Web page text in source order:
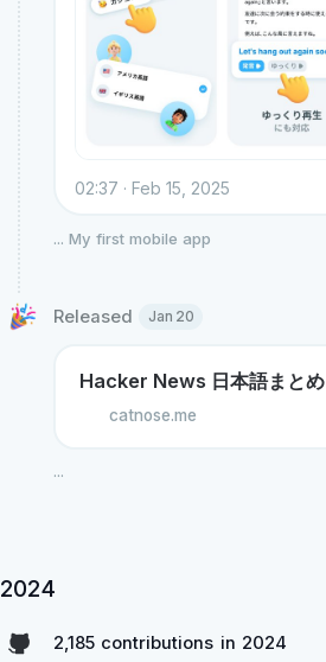
02:37 · Feb 15, 2025
... My first mobile app
Released Jan 20
Hacker News 日本語まとめ
catnose.me
...
2024
2,185 contributions in 2024